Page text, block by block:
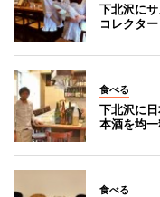
下北沢に
コレクタ
食べる
下北沢に
本酒を均一
食べる